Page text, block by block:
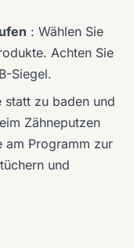
: Wählen Sie
Achten Sie
Siegel.
statt zu baden und
Zähneputzen
am Programm zur
und